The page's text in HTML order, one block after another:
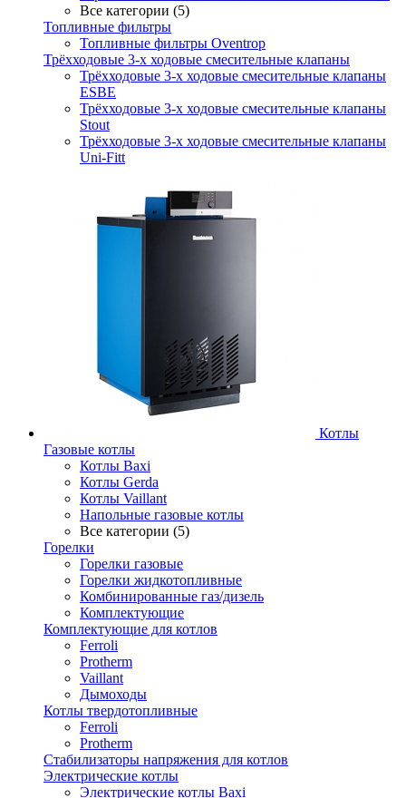
Все категории (5)
Топливные фильтры
Топливные фильтры Oventrop
Трёхходовые 3-х ходовые смесительные клапаны
Трёхходовые 3-х ходовые смесительные клапаны
ESBE
Трёхходовые 3-х ходовые смесительные клапаны
Stout
Трёхходовые 3-х ходовые смесительные клапаны
Uni-Fitt
Котлы
Газовые котлы
Котлы Baxi
Котлы Gerda
Котлы Vaillant
Напольные газовые котлы
Все категории (5)
Горелки
Горелки газовые
Горелки жидкотопливные
Комбинированные газ/дизель
Комплектующие
Комплектующие для котлов
Ferroli
Protherm
Vaillant
Дымоходы
Котлы твердотопливные
Ferroli
Protherm
Стабилизаторы напряжения для котлов
Электрические котлы
Электрические котлы Baxi